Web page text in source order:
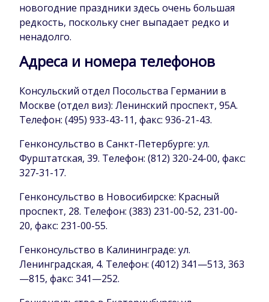
новогодние праздники здесь очень большая
редкость, поскольку снег выпадает редко и
ненадолго.
Адреса и номера телефонов
Консульский отдел Посольства Германии в
Москве (отдел виз): Ленинский проспект, 95А.
Телефон: (495) 933-43-11, факс: 936-21-43.
Генконсульство в Санкт-Петербурге: ул.
Фурштатская, 39. Телефон: (812) 320-24-00, факс:
327-31-17.
Генконсульство в Новосибирске: Красный
проспект, 28. Телефон: (383) 231-00-52, 231-00-
20, факс: 231-00-55.
Генконсульство в Калининграде: ул.
Ленинградская, 4. Телефон: (4012) 341—513, 363
—815, факс: 341—252.